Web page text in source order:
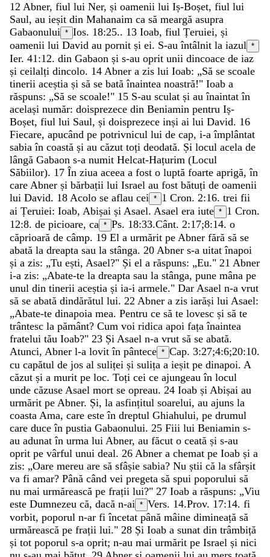
12 Abner, fiul lui Ner, și oamenii lui Iș-Boșet, fiul lui
Saul, au ieșit din Mahanaim ca să meargă asupra
Gabaonului * Ios. 18:25.. 13 Ioab, fiul Țeruiei, și
oamenii lui David au pornit și ei. S-auîntâlnit la iazul *
Ier. 41:12. din Gabaon și s-au oprit unii dincoace de iaz
și ceilalți dincolo. 14 Abner a zis lui Ioab: „Să se scoale
tinerii aceștia și să se batăînaintea noastră!" Ioab a
răspuns: „Să se scoale!" 15 S-au sculat și auînaintatîn
același număr: doisprezece din Beniamin pentru Iș-
Boșet, fiul lui Saul, și doisprezece inși ai lui David. 16
Fiecare, apucând pe potrivnicul lui de cap, i-aîmplântat
sabiaîn coastă și au căzut toți deodată. Și locul acela de
lângă Gabaon s-a numit Helcat-Hațurim (Locul
Săbiilor). 17 În ziua aceea a fost o luptă foarte aprigă,în
care Abner și bărbații lui Israel au fost bătuți de oamenii
lui David. 18 Acolo se aflau cei * 1 Cron. 2:16. trei fii
ai Țeruiei: Ioab, Abișai și Asael. Asael era iute * 1 Cron.
12:8. de picioare, ca * Ps. 18:33.Cânt. 2:17;8:14. o
căprioară de câmp. 19 El a urmărit pe Abner fără să se
abată la dreapta sau la stânga. 20 Abner s-a uitatînapoi
și a zis: „Tu ești, Asael?" Și el a răspuns: „Eu." 21 Abner
i-a zis: „Abate-te la dreapta sau la stânga, pune mâna pe
unul din tinerii aceștia și ia-i armele." Dar Asael n-a vrut
să se abată dindărătul lui. 22 Abner a zis iarăși lui Asael:
„Abate-te dinapoia mea. Pentru ce să te lovesc și să te
trântesc la pământ? Cum voi ridica apoi fațaînaintea
fratelui tău Ioab?" 23 Și Asael n-a vrut să se abată.
Atunci, Abner l-a lovitîn pântece * Cap. 3:27;4:6;20:10.
cu capătul de jos al suliței și sulița a ieșit pe dinapoi. A
căzut și a murit pe loc. Toți cei ce ajungeauîn locul
unde căzuse Asael mort se opreau. 24 Ioab și Abișai au
urmărit pe Abner. Și, la asfințitul soarelui, au ajuns la
coasta Ama, care esteîn dreptul Ghiahului, pe drumul
care duceîn pustia Gabaonului. 25 Fiii lui Beniamin s-
au adunatîn urma lui Abner, au făcut o ceată și s-au
oprit pe vârful unui deal. 26 Abner a chemat pe Ioab și a
zis: „Oare mereu are să sfâșie sabia? Nu știi că la sfârșit
va fi amar? Până când vei pregeta să spui poporului să
nu mai urmărească pe frații lui?" 27 Ioab a răspuns: „Viu
este Dumnezeu că, dacă n-ai * Vers. 14.Prov. 17:14. fi
vorbit, poporul n-ar fiîncetat până mâine dimineață să
urmărească pe frații lui." 28 Și Ioab a sunat din trâmbiță
și tot poporul s-a oprit; n-au mai urmărit pe Israel și nici